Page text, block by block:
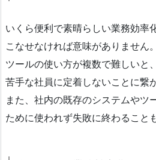
いくら便利で素晴らしい業務効率
こなせなければ意味がありません。
ツールの使い方が複数で難しいと
苦手な社員に定着しないことに繋
また、社内の既存のシステムやツ
ために使われず失敗に終わること